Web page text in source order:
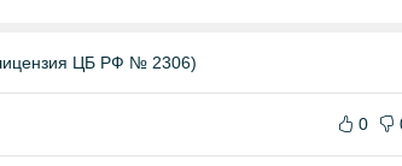
ЦБ РФ № 2306)
0